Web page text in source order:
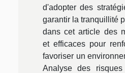
d'adopter des
garantir la tranquillité
dans cet article des
et efficaces pour
favoriser un
Analyse des